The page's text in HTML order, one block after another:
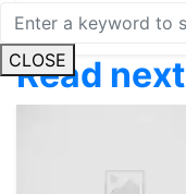
CLOSE
Read next